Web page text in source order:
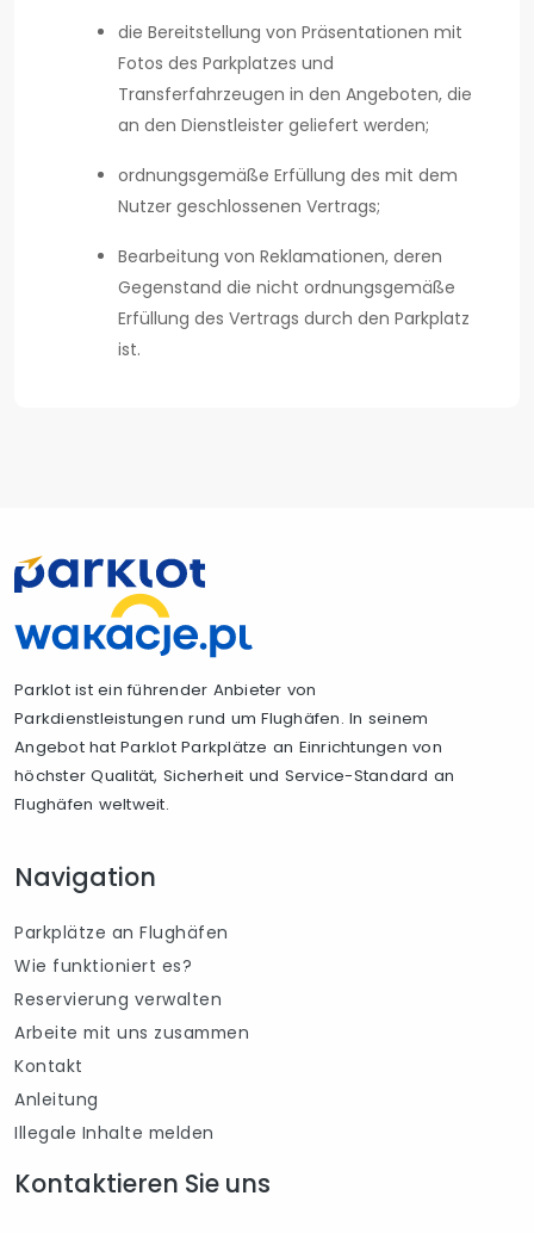
die Bereitstellung von Präsentationen mit
Fotos des Parkplatzes und
Transferfahrzeugen in den Angeboten, die
an den Dienstleister geliefert werden;
ordnungsgemäße Erfüllung des mit dem
Nutzer geschlossenen Vertrags;
Bearbeitung von Reklamationen, deren
Gegenstand die nicht ordnungsgemäße
Erfüllung des Vertrags durch den Parkplatz
ist.
Parklot ist ein führender Anbieter von
Parkdienstleistungen rund um Flughäfen. In seinem
Angebot hat Parklot Parkplätze an Einrichtungen von
höchster Qualität, Sicherheit und Service-Standard an
Flughäfen weltweit.
Navigation
Parkplätze an Flughäfen
Wie funktioniert es?
Reservierung verwalten
Arbeite mit uns zusammen
Kontakt
Anleitung
Illegale Inhalte melden
Kontaktieren Sie uns